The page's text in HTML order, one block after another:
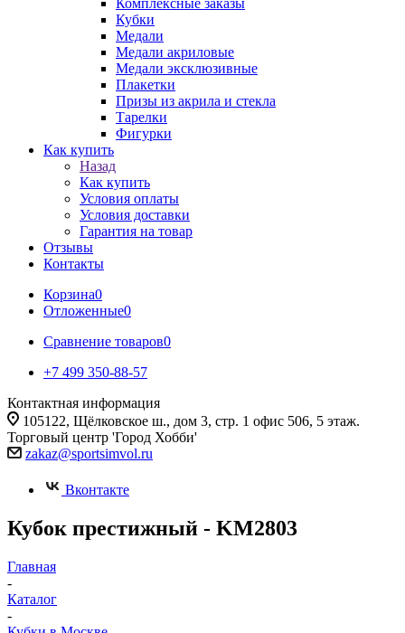
Комплексные заказы
Кубки
Медали
Медали акриловые
Медали эксклюзивные
Плакетки
Призы из акрила и стекла
Тарелки
Фигурки
Как купить
Назад
Как купить
Условия оплаты
Условия доставки
Гарантия на товар
Отзывы
Контакты
Корзина0
Отложенные0
Сравнение товаров0
+7 499 350-88-57
Контактная информация
105122, Щёлковское ш., дом 3, стр. 1 офис 506, 5 этаж.
Торговый центр 'Город Хобби'
zakaz@sportsimvol.ru
Вконтакте
Кубок престижный - KM2803
Главная
-
Каталог
-